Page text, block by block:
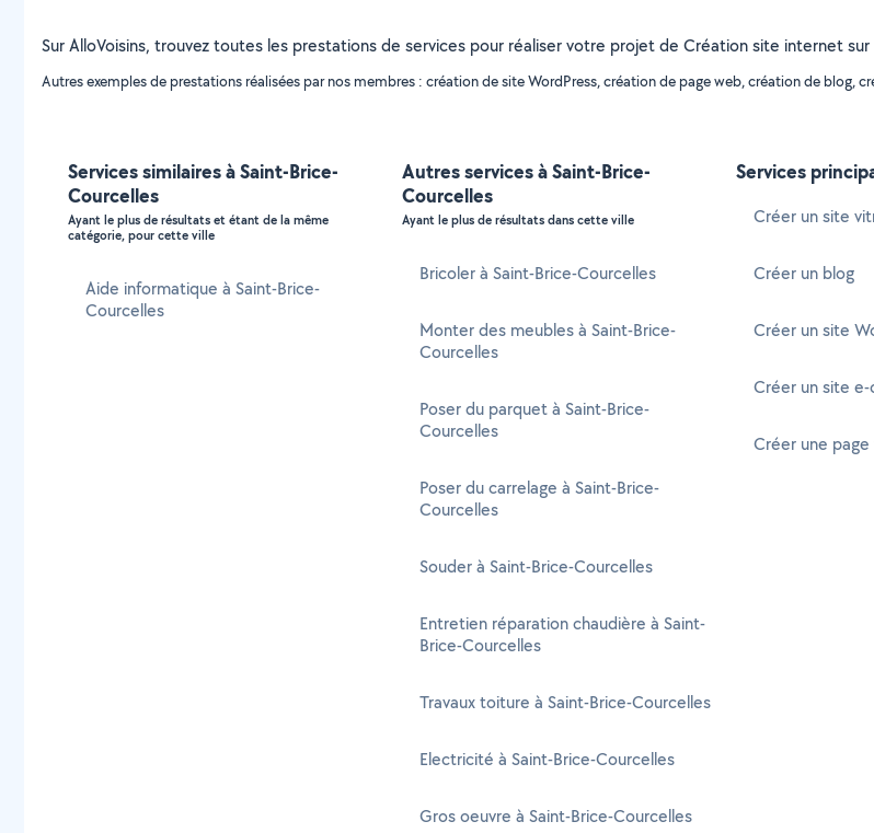
Sur AlloVoisins, trouvez toutes les prestations de services pour réaliser votre projet de Création site internet
Autres exemples de prestations réalisées par nos membres : création de site WordPress, création de page web, création de blog,
Services similaires à Saint-Brice-
Courcelles
Ayant le plus de résultats et étant de la même
catégorie, pour cette ville
Aide informatique à Saint-Brice-
Courcelles
Autres services à Saint-Brice-
Courcelles
Ayant le plus de résultats dans cette ville
Bricoler à Saint-Brice-Courcelles
Monter des meubles à Saint-Brice-
Courcelles
Poser du parquet à Saint-Brice-
Courcelles
Poser du carrelage à Saint-Brice-
Courcelles
Souder à Saint-Brice-Courcelles
Entretien réparation chaudière à Saint-
Brice-Courcelles
Travaux toiture à Saint-Brice-Courcelles
Electricité à Saint-Brice-Courcelles
Gros oeuvre à Saint-Brice-Courcelles
Services
Créer un site
Créer un blog
Créer un site
Créer un site
Créer une